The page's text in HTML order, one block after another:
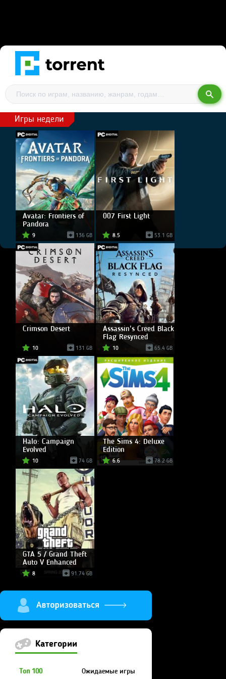
Игры недели
Avatar: Frontiers of
Pandora
9 136 GB
007 First Light
8.5 53.1 GB
Crimson Desert
10 131 GB
Assassin's Creed Black
Flag Resynced
10 65.4 GB
Halo: Campaign
Evolved
10 74 GB
The Sims 4: Deluxe
Edition
6.6 78.2 GB
GTA 5 / Grand Theft
Auto V Enhanced
8 91.74 GB
Категории
Топ 100
Ожидаемые игры